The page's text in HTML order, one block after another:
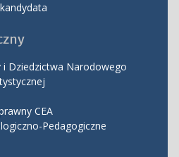
Dziedzictwa Narodowego
CEA
Pedagogiczne